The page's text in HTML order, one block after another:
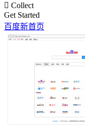
 Collect
Get Started
百度新首页